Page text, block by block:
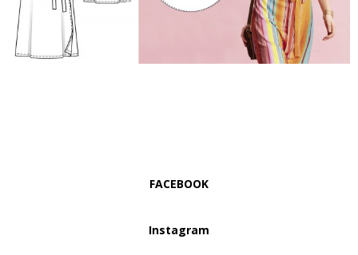
FACEBOOK
Instagram